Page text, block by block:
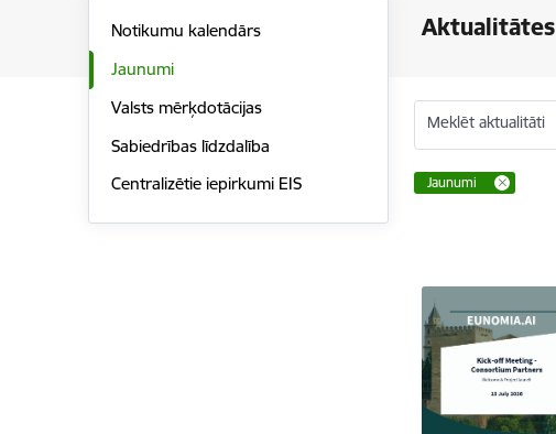
Aktualitātes
Notikumu kalendārs
Jaunumi
Valsts mērķdotācijas
Sabiedrības līdzdalība
Centralizētie iepirkumi EIS
Meklēt aktualitāti
Jaunumi